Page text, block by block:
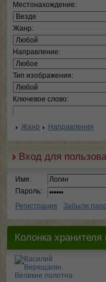
Местонахождение:
Жанр:
Направление:
Тип изображения:
Ключевое слово:
Жанр Направления
Вход для
Имя:
Пароль:
Регистрация
Забыли
Колонка хранителя